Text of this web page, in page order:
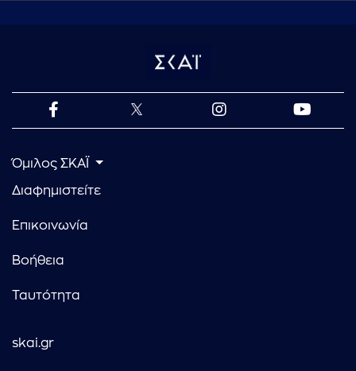
Όμιλος ΣΚΑΪ
Διαφημιστείτε
Επικοινωνία
Βοήθεια
Ταυτότητα
skai.gr